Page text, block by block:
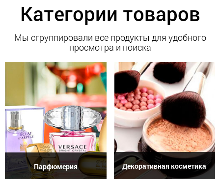
Категории товаров
Мы сгруппировали все продукты для удобного
просмотра и поиска
Парфюмерия Декоративная косметика